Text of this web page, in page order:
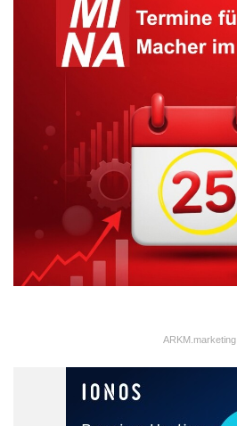
ARKM.marketing